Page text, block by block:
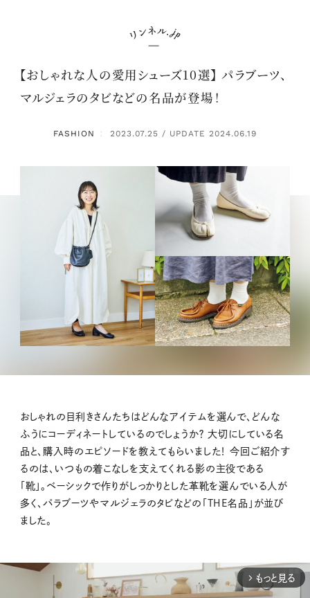
【おしゃれな人の愛用シューズ10選】 パラブーツ、
マルジェラのタビなどの名品が登場！
FASHION ： 2023.07.25 / UPDATE 2024.06.19
おしゃれの目利きさんたちはどんなアイテムを選んで、どんな
ふうにコーディネートしているのでしょうか？ 大切にしている名
品と、購入時のエピソードを教えてもらいました！ 今回ご紹介す
るのは、いつもの着こなしを支えてくれる影の主役である
「靴」。ベーシックで作りがしっかりとした革靴を選んでいる人が
多く、パラブーツやマルジェラのタビなどの「THE名品」が並び
ました。
arrow_forward_ios もっと見る